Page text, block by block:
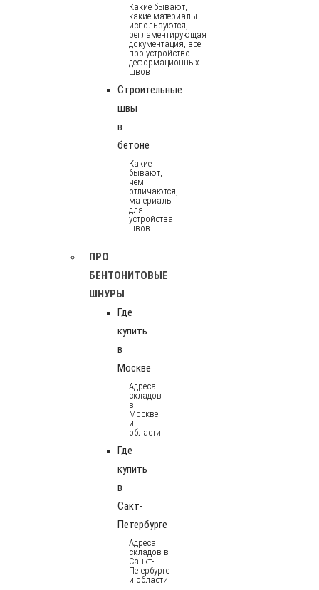
Какие бывают,
какие материалы
используются,
регламентирующая
документация, всё
про устройство
деформационных
швов
Строительные
швы
в
бетоне
Какие
бывают,
чем
отличаются,
материалы
для
устройства
швов
ПРО
БЕНТОНИТОВЫЕ
ШНУРЫ
Где
купить
в
Москве
Адреса
складов
в
Москве
и
области
Где
купить
в
Сакт-
Петербурге
Адреса
складов в
Санкт-
Петербурге
и области